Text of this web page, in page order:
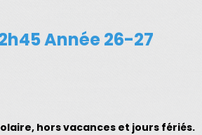
Année 26-27
hors vacances et jours fériés.